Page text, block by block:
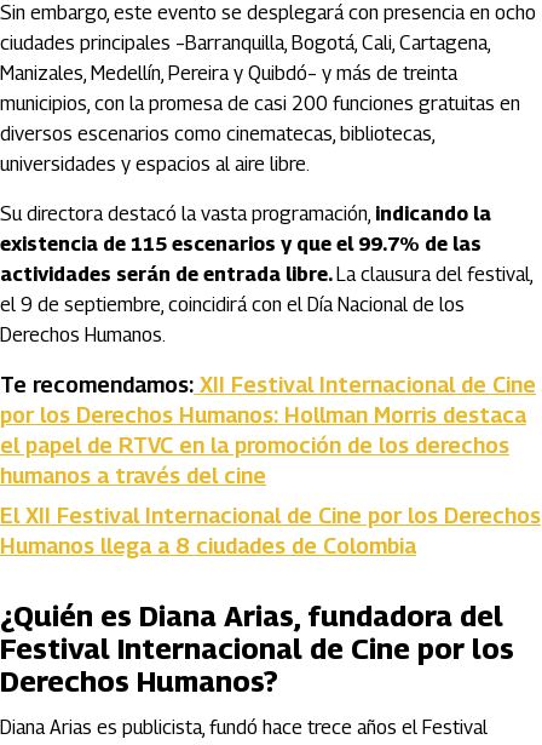
Sin embargo, este evento se desplegará con presencia en ocho
ciudades principales –Barranquilla, Bogotá, Cali, Cartagena,
Manizales, Medellín, Pereira y Quibdó– y más de treinta
municipios, con la promesa de casi 200 funciones gratuitas en
diversos escenarios como cinematecas, bibliotecas,
universidades y espacios al aire libre.
Su directora destacó la vasta programación, indicando la
existencia de 115 escenarios y que el 99.7% de las
actividades serán de entrada libre.La clausura del festival,
el 9 de septiembre, coincidirá con el Día Nacional de los
Derechos Humanos.
Te recomendamos: XII Festival Internacional de Cine
por los Derechos Humanos: Hollman Morris destaca
el papel de RTVC en la promoción de los derechos
humanos a través del cine
El XII Festival Internacional de Cine por los Derechos
Humanos llega a 8 ciudades de Colombia
¿Quién es Diana Arias, fundadora del
Festival Internacional de Cine por los
Derechos Humanos?
Diana Arias es publicista, fundó hace trece años el Festival